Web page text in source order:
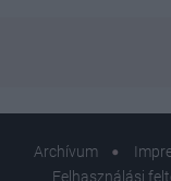
Archívum
Felhasználási